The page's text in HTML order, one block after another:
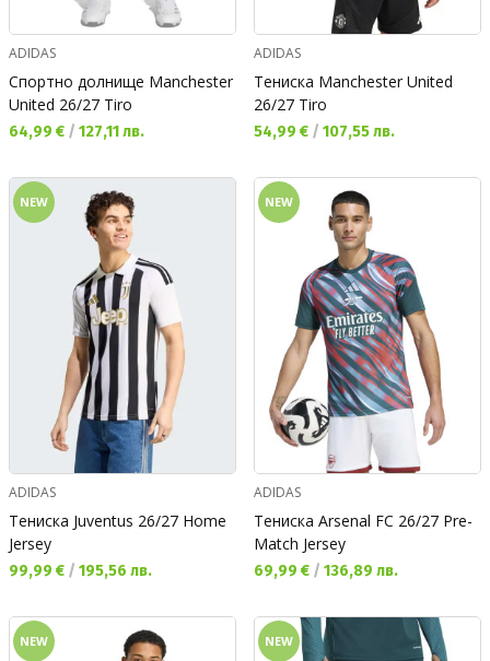
ADIDAS
Спортно долнище Manchester
United 26/27 Tiro
Текуща цена:
64,99 € / 127,11 лв.
ADIDAS
Тениска Manchester United
26/27 Tiro
Текуща цена:
54,99 € / 107,55 лв.
NEW
ADIDAS
Тениска Juventus 26/27 Home
Jersey
Текуща цена:
99,99 € / 195,56 лв.
NEW
ADIDAS
Тениска Arsenal FC 26/27 Pre-
Match Jersey
Текуща цена:
69,99 € / 136,89 лв.
NEW NEW